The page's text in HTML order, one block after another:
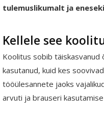
tulemuslikumalt ja
Kellele see
Koolitus sobib
kasutanud, kuid kes
tööülesannete jaoks
arvuti ja brauseri